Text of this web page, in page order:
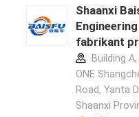
Shaanxi
fabrikant
Building
ONE
Road, Yanta
Shaanxi